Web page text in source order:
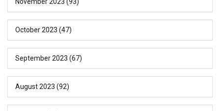
October 2023 (47)
September 2023 (67)
August 2023 (92)